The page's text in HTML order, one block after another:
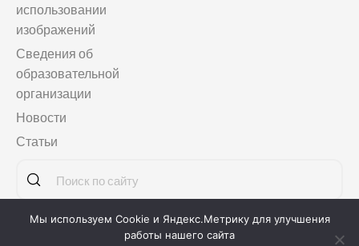
использовании
изображений
Сведения об
образовательной
организации
Новости
Статьи
Copyright © 2011-2026Языковая школа «МАГЕЛЛАНСКУЛ»
Мы используем Cookie и Яндекс.Метрику для улучшения
работы нашего сайта